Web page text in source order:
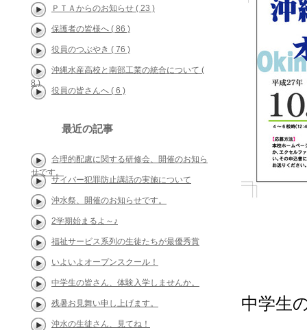
中学生
ＰＴＡからのお知らせ ( 23 )
保護者の皆様へ ( 86 )
役員のつぶやき ( 76 )
沖縄水産高校と南部工業の統合について (
8 )
役員の皆さんへ ( 6 )
最近の記事
合理的配慮に関する研修会、開催のお知ら
せです。
サイバー犯罪防止講話の実施について
沖水祭、開催のお知らせです。
2学期始まるよ～♪
福祉サービス系列の生徒たちが最優秀賞
いよいよオープンスクール！
中学生の皆さん、体験入学しませんか。
残暑お見舞い申し上げます。
沖水の生徒さん、見てね！